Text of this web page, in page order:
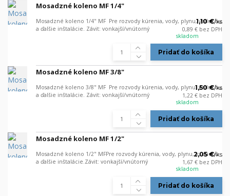
Mosadzné koleno MF 1/4"
Mosadzné koleno 1/4" MF Pre rozvody kúrenia, vody, plynu, vzduchu
a ďalšie inštalácie. Závit: vonkajší/vnútorný
1,10 €/ks
0,89 € bez DPH
skladom
Pridať do košíka
Mosadzné koleno MF 3/8"
Mosadzné koleno 3/8" MF Pre rozvody kúrenia, vody, plynu, vzduchu
a ďalšie inštalácie. Závit: vonkajší/vnútorný
1,50 €/ks
1,22 € bez DPH
skladom
Pridať do košíka
Mosadzné koleno MF 1/2"
Mosadzné koleno 1/2" MFPre rozvody kúrenia, vody, plynu, vzduchu
a ďalšie inštalácie.Závit: vonkajší/vnútorný
2,05 €/ks
1,67 € bez DPH
skladom
Pridať do košíka